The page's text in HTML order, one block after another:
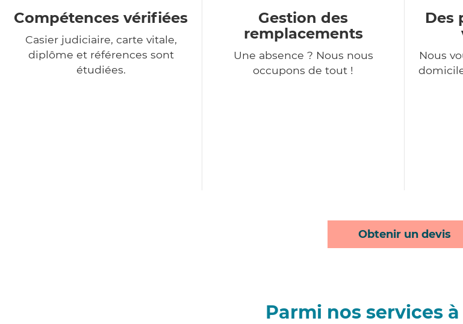
Compétences vérifiées
Casier judiciaire, carte vitale,
diplôme et références sont
étudiées.
Gestion des
remplacements
Une absence ? Nous nous
occupons de tout !
Des
Nous
Obtenir un devis
Parmi nos services